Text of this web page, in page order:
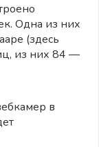
Одна из них
(здесь
из них 84 —
в